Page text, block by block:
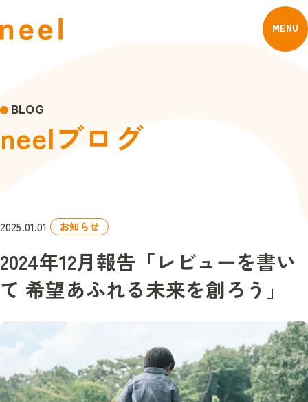
MENU
BLOG
neelブロ グ
2025.01.01 お知らせ
2024年12月報告「レビューを書い
て 希望あふれる未来を創ろう」